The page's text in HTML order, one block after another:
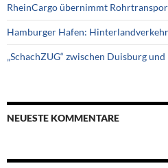
RheinCargo übernimmt
Hamburger Hafen:
„SchachZUG“ zwischen Duisburg
NEUESTE KOMMENTARE